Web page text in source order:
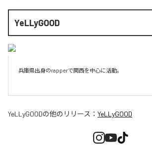
YeLLyGOOD
兵庫県出身のrapperで関西を中心に活動。
YeLLyGOODの他のリリース： YeLLyGOOD